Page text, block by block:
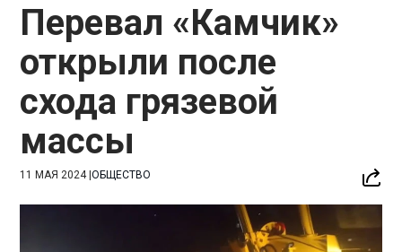
Перевал «Камчик»
открыли после
схода грязевой
массы
11 МАЯ 2024|ОБЩЕСТВО